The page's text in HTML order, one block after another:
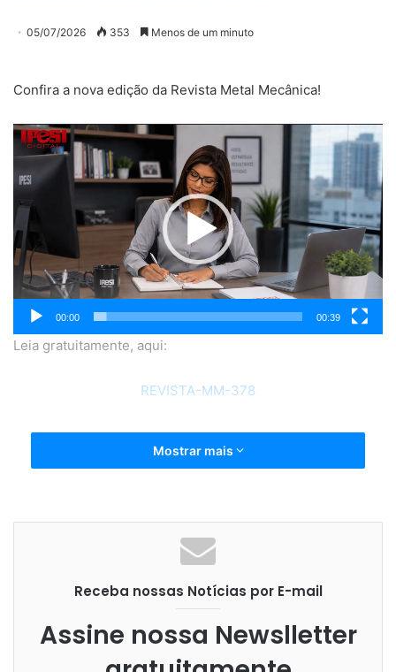
05/07/2026 353 Menos de um minuto
Confira a nova edição da Revista Metal Mecânica!
Tocador
de
vídeo
00:00 00:39
Leia gratuitamente, aqui:
REVISTA-MM-378
Mostrar mais
Receba nossas Notícias por E-mail
Assine nossa Newslletter